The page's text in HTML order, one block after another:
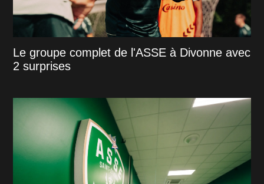
Le groupe complet de l'ASSE à Divonne avec
2 surprises